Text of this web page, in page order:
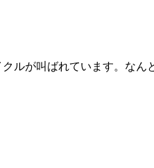
ルが叫ばれています。なん